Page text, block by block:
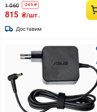
1 060 -245₴
815 ₴/шт.
Доставим